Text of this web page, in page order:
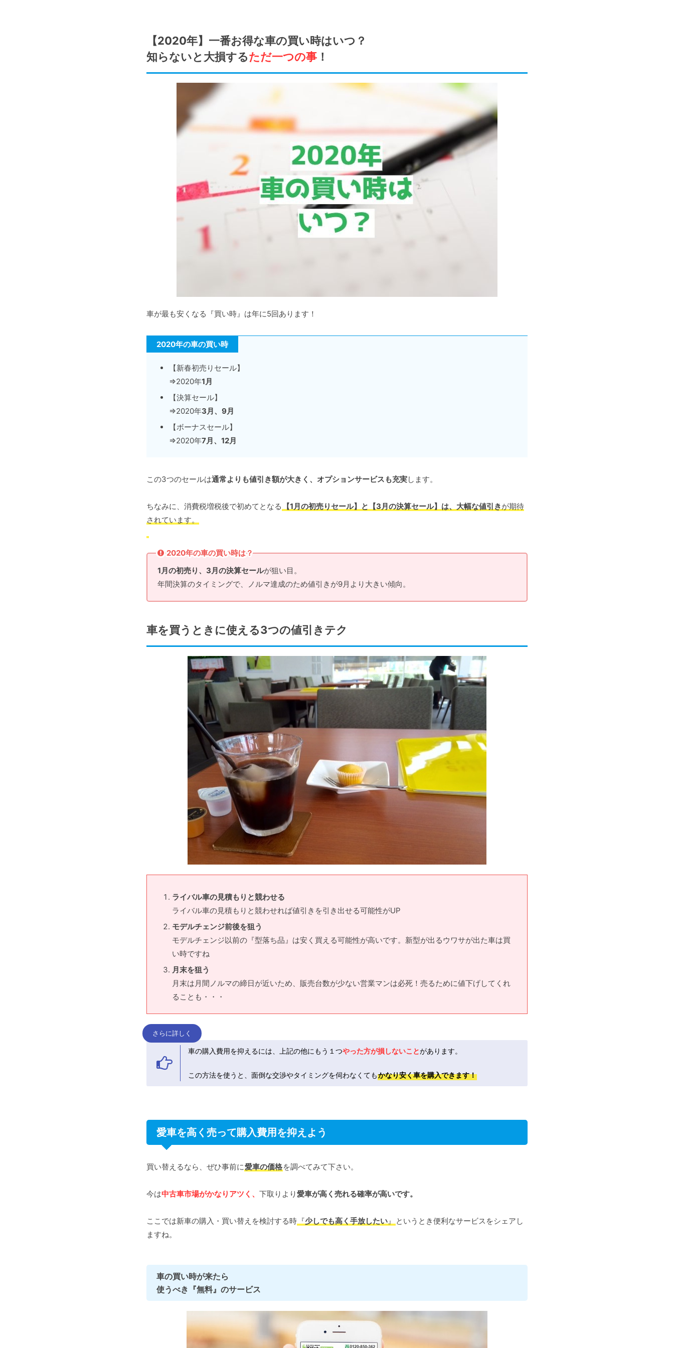
【2020年】一番お得な車の買い時はいつ？
知らないと大損するただ一つの事 ！
車が最も安くなる『買い時』は年に5回あります！
2020年の車の買い時
【新春初売りセール】
⇒2020年1月
【決算セール】
⇒2020年3月、9月
【ボーナスセール】
⇒2020年7月、12月
この3つのセールは通常よりも値引き額が大きく、オプションサービスも充実します。
ちなみに、消費税増税後で初めてとなる 【1月の初売りセール】と【3月の決算セール】は、 大幅な値引きが期待
されています。
2020年の車の買い時は？
1月の初売り、3月の決算セールが狙い目。
年間決算のタイミングで、ノルマ達成のため値引きが9月より大きい傾向。
車を買うときに使える3つの値引きテク
ライバル車の見積もりと競わせる
ライバル車の見積もりと競わせれば値引きを引き出せる可能性がUP
モデルチェンジ前後を狙う
モデルチェンジ以前の『型落ち品』は安く買える可能性が高いです。新型が出るウワサが出た車は買
い時ですね
月末を狙う
月末は月間ノルマの締日が近いため、販売台数が少ない営業マンは必死！売るために値下げしてくれ
ることも・・・
さらに詳しく
車の購入費用を抑えるには、上記の他にもう１つやった方が損しないことがあります。
この方法を使うと、面倒な交渉やタイミングを伺わなくてもかなり安く車を購入できます！
愛車を高く売って購入費用を抑えよう
買い替えるなら、ぜひ事前に愛車の価格を調べてみて下さい。
今は中古車市場がかなりアツく、 下取りより愛車が高く売れる確率が高いです。
ここでは新車の購入・買い替えを検討する時 『少しでも高く手放したい』
というとき便利なサービスをシェアし
ますね。
車の買い時が来たら
使うべき『無料』のサービス